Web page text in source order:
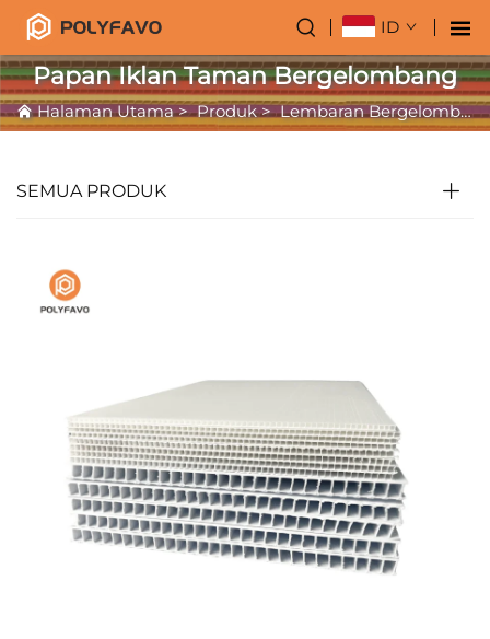
ID
Papan Iklan Taman Bergelombang
Halaman Utama>Produk>Lembaran Bergelombang PP
SEMUA PRODUK